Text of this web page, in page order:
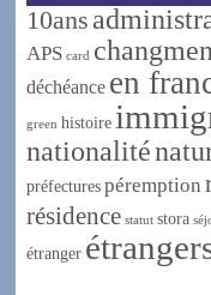
10ans
APS card
déchéance en
green histoire
nationalité
préfectures péremption
résidence statut stora
étranger